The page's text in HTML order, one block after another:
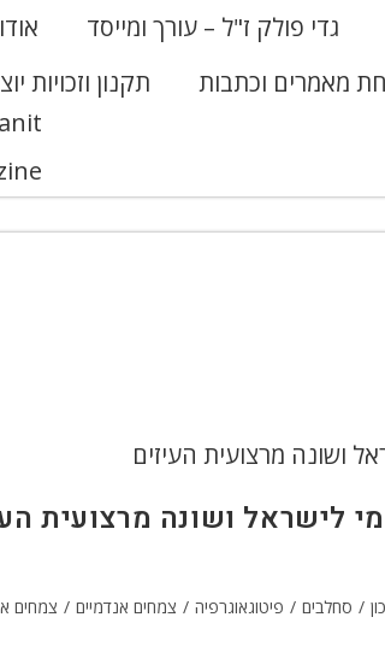
גדי פולק ז"ל – עורך ומייסד
מאמרים וכתבות
תקנון וזכויות
לישראל ושונה מרצועית
/ סחלבים / פיטוגאוגרפיה / צמחים אנדמיים / צמחים